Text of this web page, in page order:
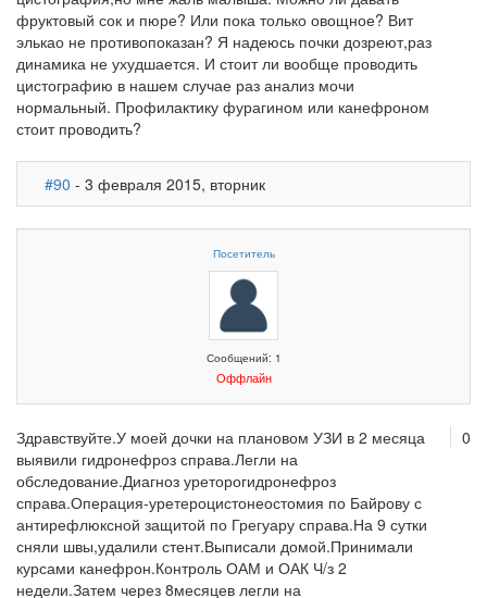
фруктовый сок и пюре? Или пока только овощное? Вит
элькао не противопоказан? Я надеюсь почки дозреют,раз
динамика не ухудшается. И стоит ли вообще проводить
цистографию в нашем случае раз анализ мочи
нормальный. Профилактику фурагином или канефроном
стоит проводить?
#90 - 3 февраля 2015, вторник
Посетитель
Сообщений: 1
Оффлайн
0
Здравствуйте.У моей дочки на плановом УЗИ в 2 месяца
выявили гидронефроз справа.Легли на
обследование.Диагноз уреторогидронефроз
справа.Операция-уретероцистонеостомия по Байрову с
антирефлюксной защитой по Грегуару справа.На 9 сутки
сняли швы,удалили стент.Выписали домой.Принимали
курсами канефрон.Контроль ОАМ и ОАК Ч/з 2
недели.Затем через 8месяцев легли на